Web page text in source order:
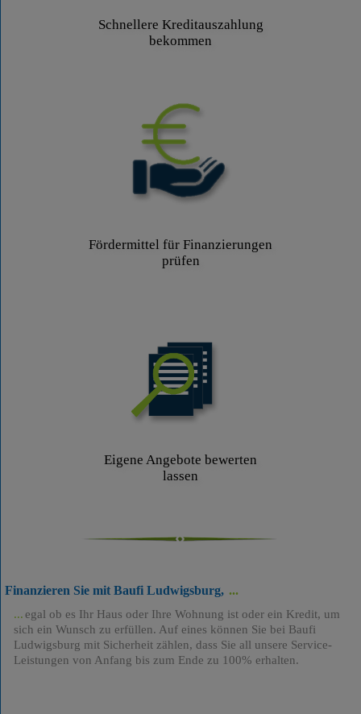
Schnellere Kreditauszahlung
bekommen
Fördermittel für Finanzierungen
prüfen
Eigene Angebote bewerten
lassen
Finanzieren Sie mit Baufi Ludwigsburg,
egal ob es Ihr Haus oder Ihre Wohnung ist oder ein Kredit, um
sich ein Wunsch zu erfüllen. Auf eines können Sie bei Baufi
Ludwigsburg mit Sicherheit zählen, dass Sie all unsere Service-
Leistungen von Anfang bis zum Ende zu 100% erhalten.